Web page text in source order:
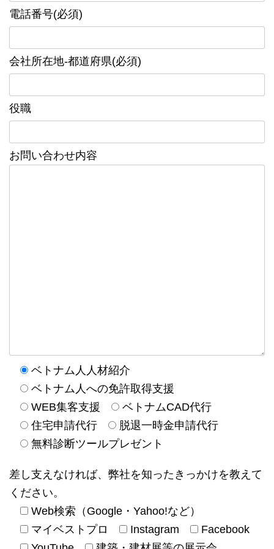
電話番号(必須)
会社所在地-都道府県(必須)
役職
お問い合わせ内容
ベトナム人人材紹介
ベトナム人への免許取得支援
WEB集客支援
ベトナムCAD代行
住宅申請代行
脱退一時金申請代行
無料診断ツールプレゼント
差し支えなければ、弊社を知ったきっかけを教えて
ください。
Web検索（Google・Yahoo!など）
マイベストプロ
Instagram
Facebook